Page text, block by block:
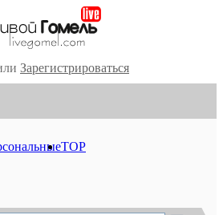
Зарегистрироваться
TOP